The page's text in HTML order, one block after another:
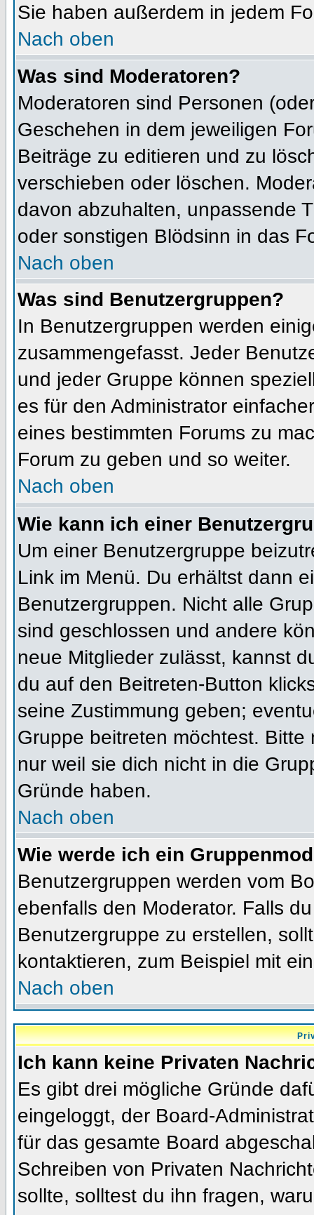
Sie haben außerdem in jedem
Nach oben
Was sind Moderatoren?
Moderatoren sind Personen
Geschehen in dem jeweiligen
Beiträge zu editieren und zu
verschieben oder löschen.
davon abzuhalten, unpassende
oder sonstigen Blödsinn in das
Nach oben
Was sind Benutzergruppen?
In Benutzergruppen werden
zusammengefasst. Jeder
und jeder Gruppe können
es für den Administrator
eines bestimmten Forums zu
Forum zu geben und so weiter.
Nach oben
Wie kann ich einer
Um einer Benutzergruppe
Link im Menü. Du erhältst dann
Benutzergruppen. Nicht alle
sind geschlossen und andere
neue Mitglieder zulässt, kannst
du auf den Beitreten-Button
seine Zustimmung geben;
Gruppe beitreten möchtest.
nur weil sie dich nicht in die
Gründe haben.
Nach oben
Wie werde ich ein
Benutzergruppen werden vom
ebenfalls den Moderator. Falls
Benutzergruppe zu erstellen,
kontaktieren, zum Beispiel mit
Nach oben
Ich kann keine Privaten
Es gibt drei mögliche Gründe
eingeloggt, der Board-
für das gesamte Board
Schreiben von Privaten
sollte, solltest du ihn fragen,